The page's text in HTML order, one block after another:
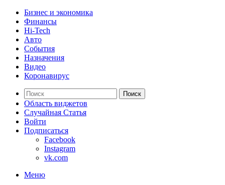
Бизнес и экономика
Финансы
Hi-Tech
Авто
События
Назначения
Видео
Коронавирус
Поиск
Область виджетов
Случайная Статья
Войти
Подписаться
Facebook
Instagram
vk.com
Меню